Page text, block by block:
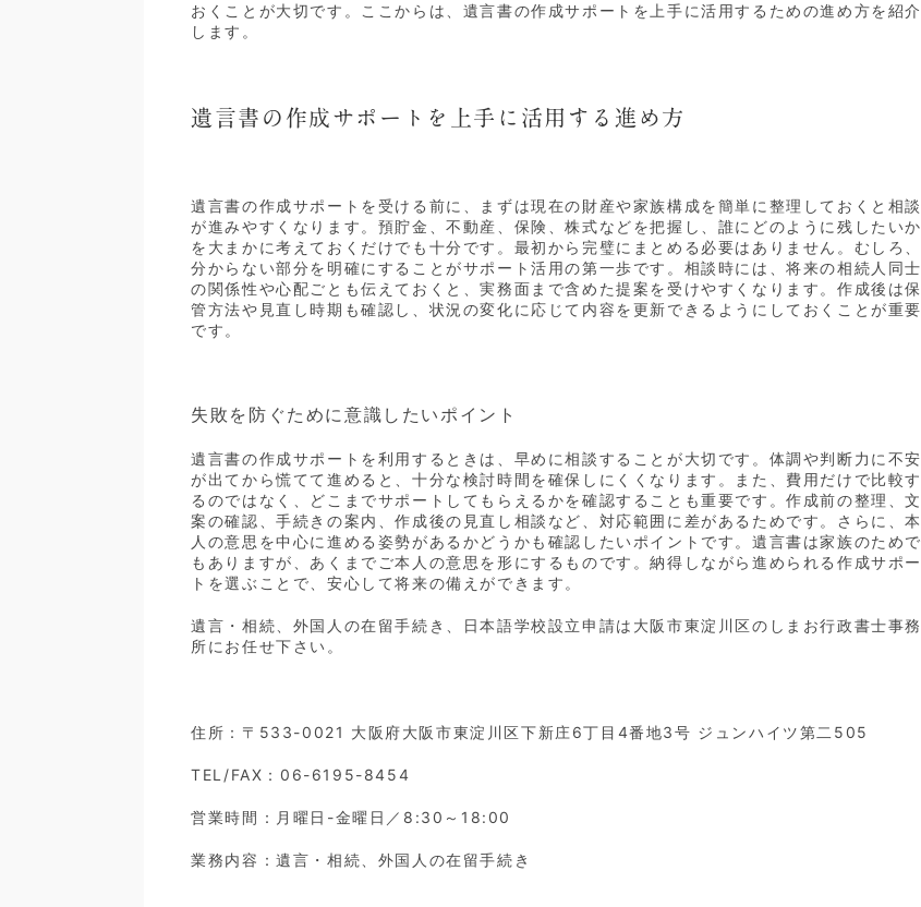
おくことが大切です。ここからは、遺言書の作成サポートを上手に活用するための進め方を紹介
します。
遺言書の作成サポートを上手に活用する進め方
遺言書の作成サポートを受ける前に、まずは現在の財産や家族構成を簡単に整理しておくと相談
が進みやすくなります。預貯金、不動産、保険、株式などを把握し、誰にどのように残したいか
を大まかに考えておくだけでも十分です。最初から完璧にまとめる必要はありません。むしろ、
分からない部分を明確にすることがサポート活用の第一歩です。相談時には、将来の相続人同士
の関係性や心配ごとも伝えておくと、実務面まで含めた提案を受けやすくなります。作成後は保
管方法や見直し時期も確認し、状況の変化に応じて内容を更新できるようにしておくことが重要
です。
失敗を防ぐために意識したいポイント
遺言書の作成サポートを利用するときは、早めに相談することが大切です。体調や判断力に不安
が出てから慌てて進めると、十分な検討時間を確保しにくくなります。また、費用だけで比較す
るのではなく、どこまでサポートしてもらえるかを確認することも重要です。作成前の整理、文
案の確認、手続きの案内、作成後の見直し相談など、対応範囲に差があるためです。さらに、本
人の意思を中心に進める姿勢があるかどうかも確認したいポイントです。遺言書は家族のためで
もありますが、あくまでご本人の意思を形にするものです。納得しながら進められる作成サポー
トを選ぶことで、安心して将来の備えができます。
遺言・相続、外国人の在留手続き、日本語学校設立申請は大阪市東淀川区のしまお行政書士事務
所にお任せ下さい。
住所：〒533-0021 大阪府大阪市東淀川区下新庄6丁目4番地3号 ジュンハイツ第二505
TEL/FAX：06-6195-8454
営業時間：月曜日-金曜日／8:30～18:00
業務内容：遺言・相続、外国人の在留手続き